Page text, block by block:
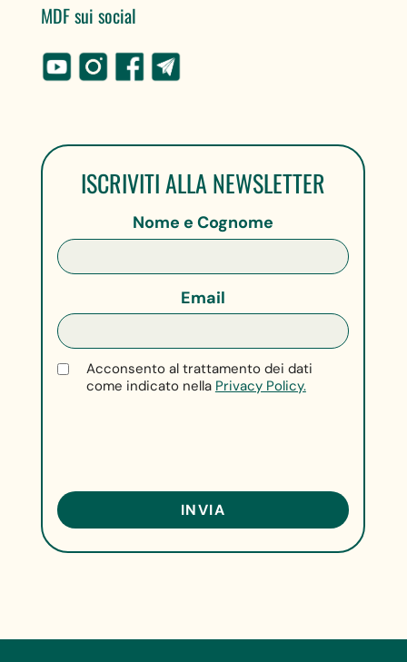
MDF sui social
ISCRIVITI ALLA NEWSLETTER
Nome e Cognome
Email
Acconsento al trattamento dei dati
come indicato nella Privacy Policy.